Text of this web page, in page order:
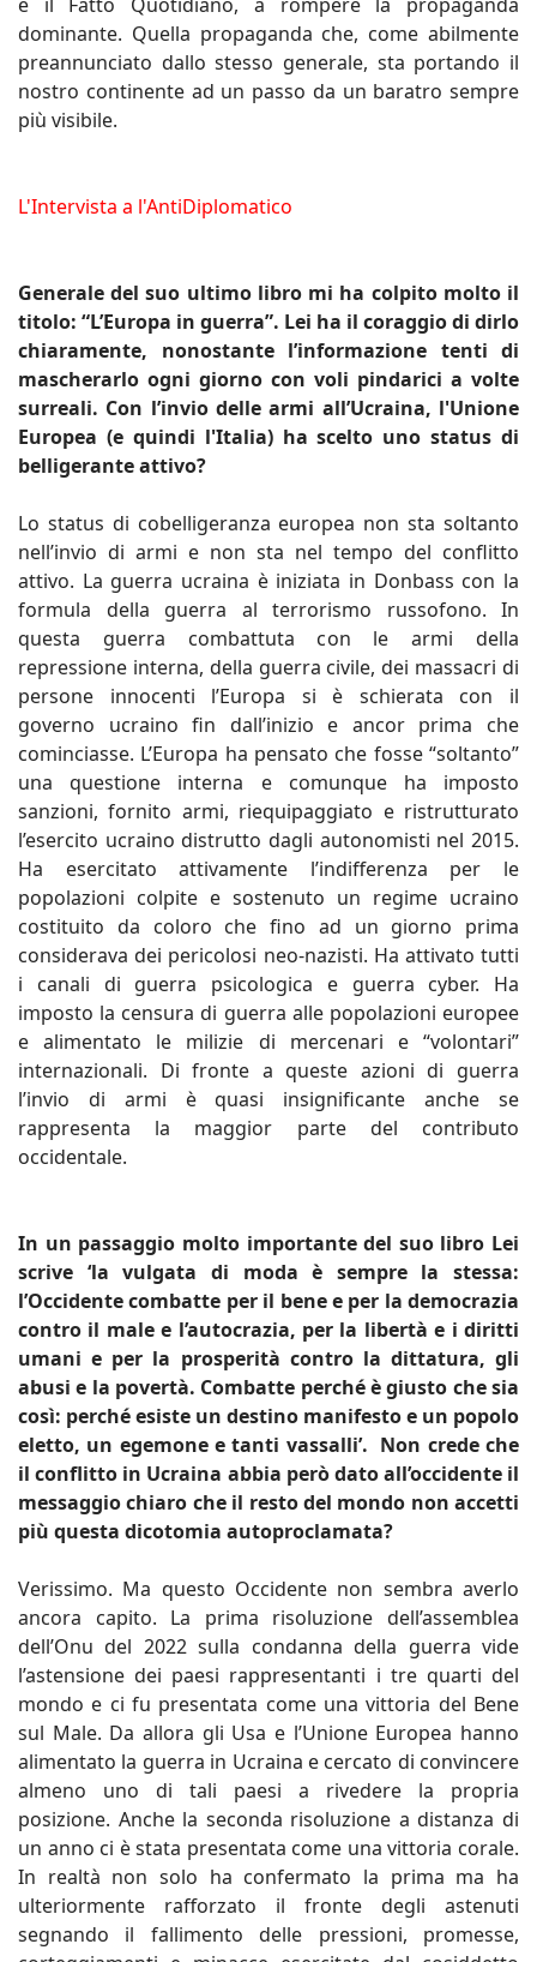
dominante. Quella propaganda che, come abilmente
preannunciato dallo stesso generale, sta portando il
nostro continente ad un passo da un baratro sempre
più visibile.
L'Intervista a l'AntiDiplomatico
Generale del suo ultimo libro mi ha colpito molto il
titolo: “L’Europa in guerra”. Lei ha il coraggio di dirlo
chiaramente, nonostante l’informazione tenti di
mascherarlo ogni giorno con voli pindarici a volte
surreali. Con l’invio delle armi all’Ucraina, l'Unione
Europea (e quindi l'Italia) ha scelto uno status di
belligerante attivo?
Lo status di cobelligeranza europea non sta soltanto
nell’invio di armi e non sta nel tempo del conflitto
attivo. La guerra ucraina è iniziata in Donbass con la
formula della guerra al terrorismo russofono. In
questa guerra combattuta con le armi della
repressione interna, della guerra civile, dei massacri di
persone innocenti l’Europa si è schierata con il
governo ucraino fin dall’inizio e ancor prima che
cominciasse. L’Europa ha pensato che fosse “soltanto”
una questione interna e comunque ha imposto
sanzioni, fornito armi, riequipaggiato e ristrutturato
l’esercito ucraino distrutto dagli autonomisti nel 2015.
Ha esercitato attivamente l’indifferenza per le
popolazioni colpite e sostenuto un regime ucraino
costituito da coloro che fino ad un giorno prima
considerava dei pericolosi neo-nazisti. Ha attivato tutti
i canali di guerra psicologica e guerra cyber. Ha
imposto la censura di guerra alle popolazioni europee
e alimentato le milizie di mercenari e “volontari”
internazionali. Di fronte a queste azioni di guerra
l’invio di armi è quasi insignificante anche se
rappresenta la maggior parte del contributo
occidentale.
In un passaggio molto importante del suo libro Lei
scrive ‘la vulgata di moda è sempre la stessa:
l’Occidente combatte per il bene e per la democrazia
contro il male e l’autocrazia, per la libertà e i diritti
umani e per la prosperità contro la dittatura, gli
abusi e la povertà. Combatte perché è giusto che sia
così: perché esiste un destino manifesto e un popolo
eletto, un egemone e tanti vassalli’. Non crede che
il conflitto in Ucraina abbia però dato all’occidente il
messaggio chiaro che il resto del mondo non accetti
più questa dicotomia autoproclamata?
Verissimo. Ma questo Occidente non sembra averlo
ancora capito. La prima risoluzione dell’assemblea
dell’Onu del 2022 sulla condanna della guerra vide
l’astensione dei paesi rappresentanti i tre quarti del
mondo e ci fu presentata come una vittoria del Bene
sul Male. Da allora gli Usa e l’Unione Europea hanno
alimentato la guerra in Ucraina e cercato di convincere
almeno uno di tali paesi a rivedere la propria
posizione. Anche la seconda risoluzione a distanza di
un anno ci è stata presentata come una vittoria corale.
In realtà non solo ha confermato la prima ma ha
ulteriormente rafforzato il fronte degli astenuti
segnando il fallimento delle pressioni, promesse,